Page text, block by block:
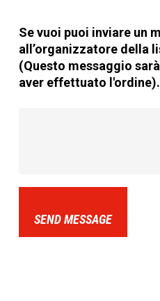
Se vuoi puoi inviare un
all’organizzatore della
(Questo messaggio
aver effettuato l'ordine).
SEND MESSAGE